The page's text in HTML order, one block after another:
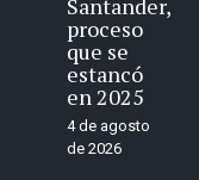
Santander,
proceso
que se
estancó
en 2025
4 de agosto
de 2026